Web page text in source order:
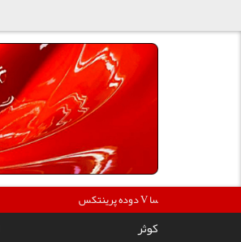
دوده پرینتکس V دگوسا :360000
کوثر